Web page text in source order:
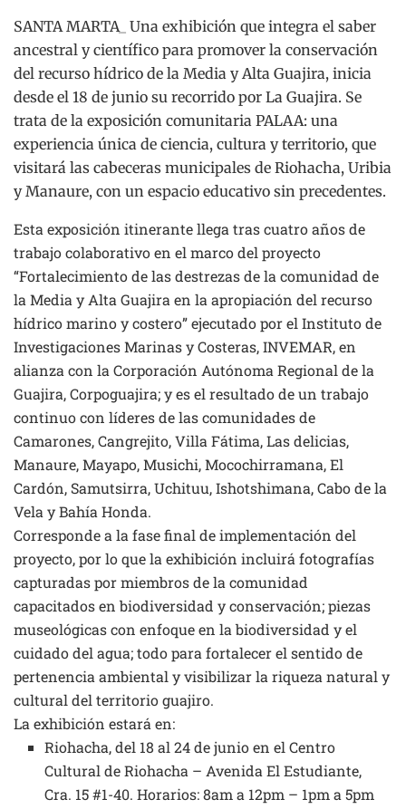
SANTA MARTA_ Una exhibición que integra el saber
ancestral y científico para promover la conservación
del recurso hídrico de la Media y Alta Guajira, inicia
desde el 18 de junio su recorrido por La Guajira. Se
trata de la exposición comunitaria PALAA: una
experiencia única de ciencia, cultura y territorio, que
visitará las cabeceras municipales de Riohacha, Uribia
y Manaure, con un espacio educativo sin precedentes.
Esta exposición itinerante llega tras cuatro años de
trabajo colaborativo en el marco del proyecto
“Fortalecimiento de las destrezas de la comunidad de
la Media y Alta Guajira en la apropiación del recurso
hídrico marino y costero” ejecutado por el Instituto de
Investigaciones Marinas y Costeras, INVEMAR, en
alianza con la Corporación Autónoma Regional de la
Guajira, Corpoguajira; y es el resultado de un trabajo
continuo con líderes de las comunidades de
Camarones, Cangrejito, Villa Fátima, Las delicias,
Manaure, Mayapo, Musichi, Mocochirramana, El
Cardón, Samutsirra, Uchituu, Ishotshimana, Cabo de la
Vela y Bahía Honda.
Corresponde a la fase final de implementación del
proyecto, por lo que la exhibición incluirá fotografías
capturadas por miembros de la comunidad
capacitados en biodiversidad y conservación; piezas
museológicas con enfoque en la biodiversidad y el
cuidado del agua; todo para fortalecer el sentido de
pertenencia ambiental y visibilizar la riqueza natural y
cultural del territorio guajiro.
La exhibición estará en:
Riohacha, del 18 al 24 de junio en el Centro
Cultural de Riohacha – Avenida El Estudiante,
Cra. 15 #1-40. Horarios: 8am a 12pm – 1pm a 5pm